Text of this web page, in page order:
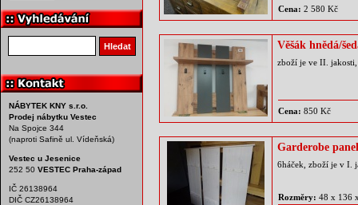
Hledat
NÁBYTEK KNY s.r.o.
Prodej nábytku Vestec
Na Spojce 344
(naproti Safině ul. Vídeňská)
Vestec u Jesenice
252 50 VESTEC Praha-západ
IČ 26138964
DIČ CZ26138964
Cena: 2 580 Kč
Věšák hnědá/
zboží je ve II.
Cena: 850 Kč
Garderobe
6háček, zboží je v I.
Rozměry: 48 x 136